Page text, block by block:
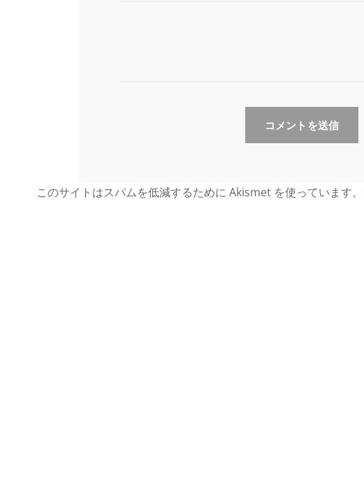
このサイトはスパムを低減するために Akismet を使っています。